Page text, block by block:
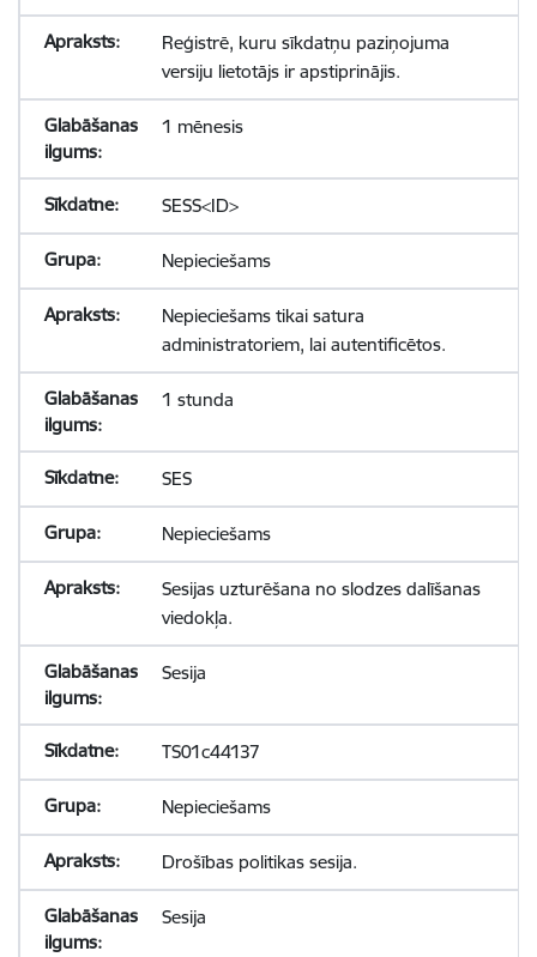
Reģistrē, kuru sīkdatņu paziņojuma
versiju lietotājs ir apstiprinājis.
1 mēnesis
SESS<ID>
Nepieciešams
Nepieciešams tikai satura
administratoriem, lai autentificētos.
1 stunda
SES
Nepieciešams
Sesijas uzturēšana no slodzes dalīšanas
viedokļa.
Sesija
TS01c44137
Nepieciešams
Drošības politikas sesija.
Sesija